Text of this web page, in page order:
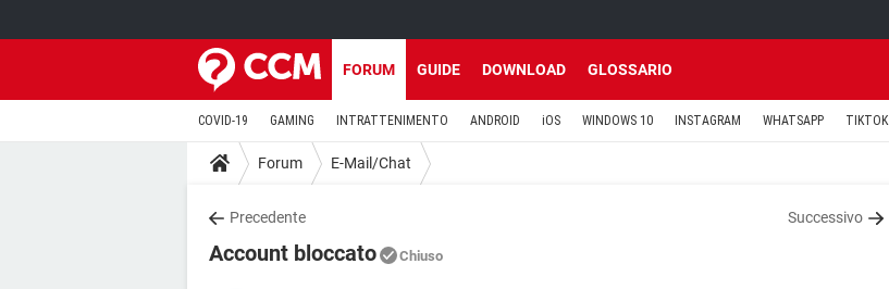
FORUM GUIDE DOWNLOAD GLOSSARIO
COVID-19 GAMING INTRATTENIMENTO ANDROID iOS WINDOWS 10 INSTAGRAM WHATSAPP TIKTOK
Forum E-Mail/Chat
Precedente Successivo
Account bloccato Chiuso